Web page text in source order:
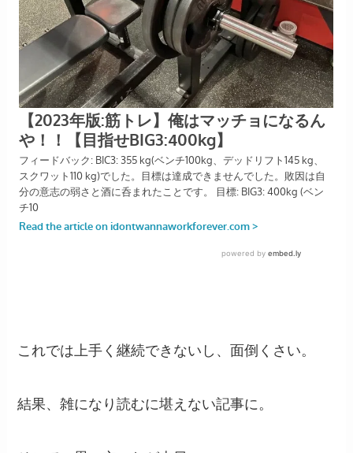
これでは上手く継続できないし、面倒くさい。
結果、雑になり読むに堪えない記事に。